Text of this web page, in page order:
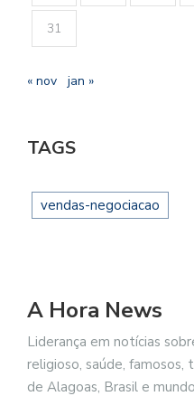
31
« nov jan »
TAGS
vendas-negociacao
A Hora News
Liderança em notícias
religioso, saúde, famosos,
de Alagoas, Brasil e